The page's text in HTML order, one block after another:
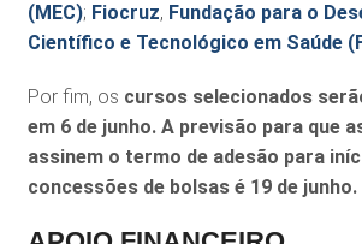
(MEC); Fiocruz, Fundação para o
Científico e Tecnológico em Saúde
Por fim, os cursos selecionados
em 6 de junho. A previsão para que
assinem o termo de adesão para
concessões de bolsas é 19 de junho.